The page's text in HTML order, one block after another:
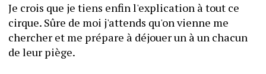
Je crois que je tiens enfin l'explication à tout ce
cirque. Sûre de moi j'attends qu'on vienne me
chercher et me prépare à déjouer un à un chacun